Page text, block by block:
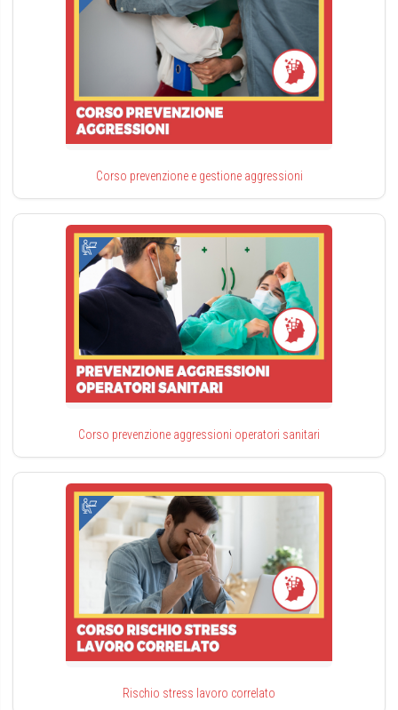
Corso prevenzione e gestione aggressioni
Corso prevenzione aggressioni operatori sanitari
Rischio stress lavoro correlato